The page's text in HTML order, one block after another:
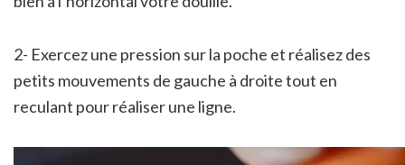
2- Exercez une pression sur la poche et réalisez des
petits mouvements de gauche à droite tout en
reculant pour réaliser une ligne.